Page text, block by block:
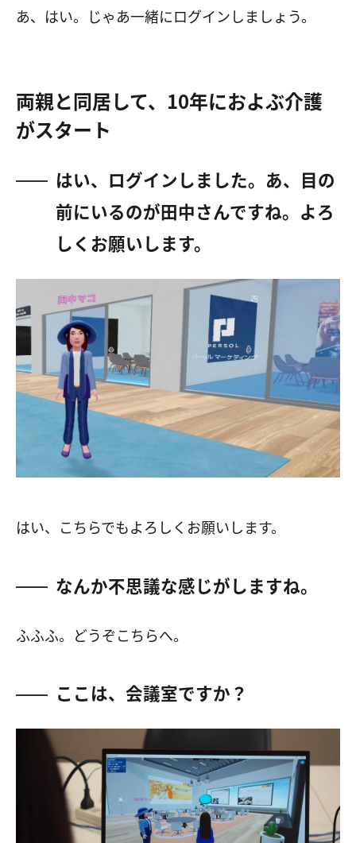
あ、はい。じゃあ一緒にログインしましょう。
両親と同居して、 10年におよぶ介護
がスタート
はい、ログインしました。あ、目の
前にいるのが田中さんですね。よろ
しくお願いします。
はい、こちらでもよろしくお願いします。
なんか不思議な感じがしますね。
ふふふ。どうぞこちらへ。
ここは、会議室ですか？